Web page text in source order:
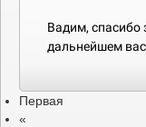
Вадим, спасибо
дальнейшем
Первая
«